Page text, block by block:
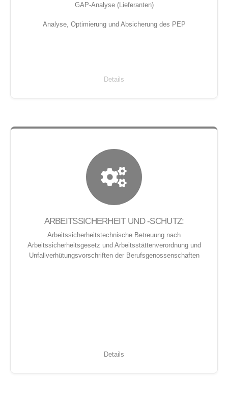
GAP-Analyse (Lieferanten)
Analyse, Optimierung und Absicherung des PEP
Details
ARBEITSSICHERHEIT UND -SCHUTZ:
Arbeitssicherheitstechnische Betreuung nach
Arbeitssicherheitsgesetz und Arbeitsstättenverordnung und
Unfallverhütungsvorschriften der Berufsgenossenschaften
Details